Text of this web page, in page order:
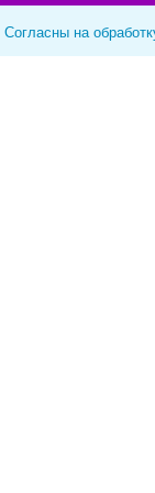
Согласны на